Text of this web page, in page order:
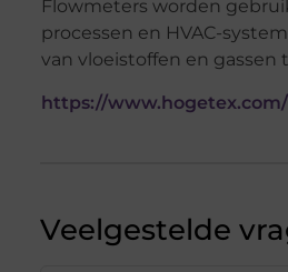
Flowmeters worden
processen en HVAC-
van vloeistoffen en gassen
https://www.hogetex.com/
Veelgestelde